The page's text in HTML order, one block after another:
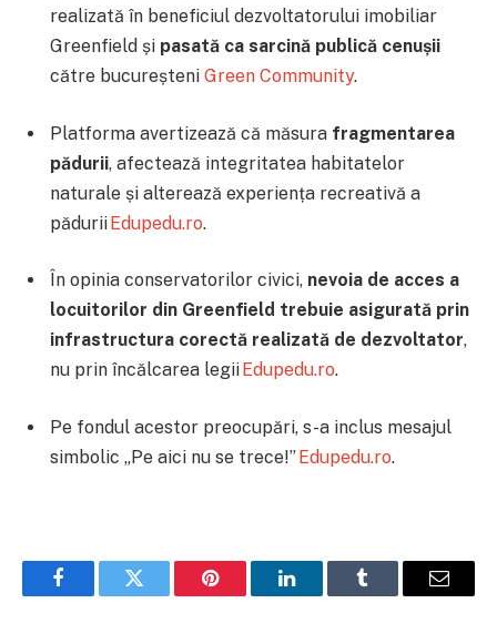
realizată în beneficiul dezvoltatorului imobiliar
Greenfield și pasată ca sarcină publică cenușii
către bucureșteni Green Community.
Platforma avertizează că măsura fragmentarea
pădurii, afectează integritatea habitatelor
naturale și alterează experiența recreativă a
păduriiEdupedu.ro.
În opinia conservatorilor civici, nevoia de acces a
locuitorilor din Greenfield trebuie asigurată prin
infrastructura corectă realizată de dezvoltator,
nu prin încălcarea legii Edupedu.ro.
Pe fondul acestor preocupări, s-a inclus mesajul
simbolic „Pe aici nu se trece!”Edupedu.ro.
FacebookTwitter Pinterest LinkedInTumblr Email